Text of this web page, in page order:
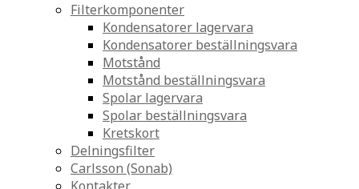
Filterkomponenter
Kondensatorer lagervara
Kondensatorer beställningsvara
Motstånd
Motstånd beställningsvara
Spolar lagervara
Spolar beställningsvara
Kretskort
Delningsfilter
Carlsson (Sonab)